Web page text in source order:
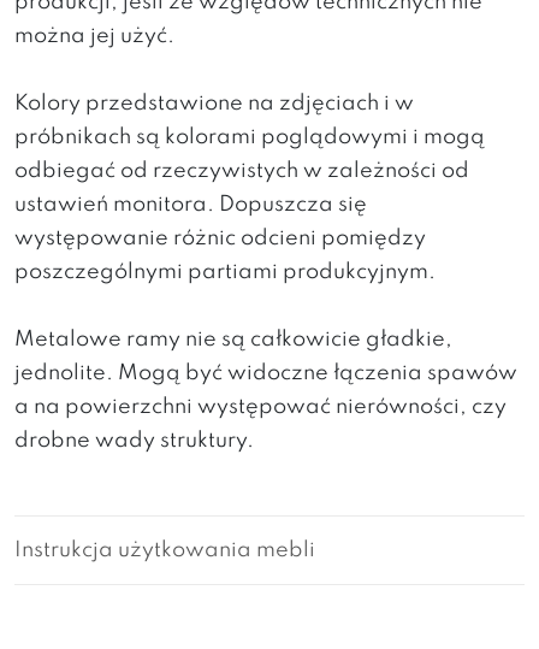
można jej użyć.
Kolory przedstawione na zdjęciach i w
próbnikach są kolorami poglądowymi i mogą
odbiegać od rzeczywistych w zależności od
ustawień monitora. Dopuszcza się
występowanie różnic odcieni pomiędzy
poszczególnymi partiami produkcyjnym.
Metalowe ramy nie są całkowicie gładkie,
jednolite. Mogą być widoczne łączenia spawów
a na powierzchni występować nierówności, czy
drobne wady struktury.
Instrukcja użytkowania mebli